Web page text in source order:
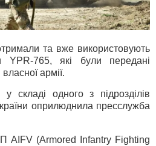
та вже використовують
YPR-765, які були передані
армії.
складі одного з підрозділів
оприлюднила пресслужба
AIFV (Armored Infantry Fighting